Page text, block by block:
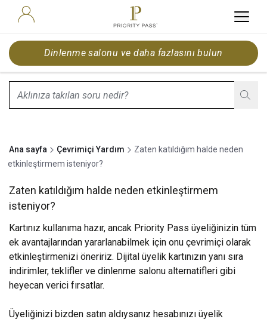
Dinlenme salonu ve daha fazlasını bulun
Ana sayfa Çevrimiçi Yardım
Zaten katıldığım halde neden
etkinleştirmem isteniyor?
Zaten katıldığım halde neden etkinleştirmem
isteniyor?
Kartınız kullanıma hazır, ancak Priority Pass üyeliğinizin tüm
ek avantajlarından yararlanabilmek için onu çevrimiçi olarak
etkinleştirmenizi öneririz. Dijital üyelik kartınızın yanı sıra
indirimler, teklifler ve dinlenme salonu alternatifleri gibi
heyecan verici fırsatlar.
Üyeliğinizi bizden satın aldıysanız hesabınızı üyelik